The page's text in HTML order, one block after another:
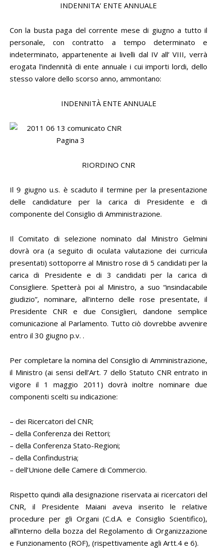
INDENNITA’ ENTE ANNUALE
Con la busta paga del corrente mese di giugno a tutto il
personale, con contratto a tempo determinato e
indeterminato, appartenente ai livelli dal IV all’ VIII, verrà
erogata l’indennità di ente annuale i cui importi lordi, dello
stesso valore dello scorso anno, ammontano:
INDENNITÀ ENTE ANNUALE
RIORDINO CNR
Il 9 giugno u.s. è scaduto il termine per la presentazione
delle candidature per la carica di Presidente e di
componente del Consiglio di Amministrazione.
Il Comitato di selezione nominato dal Ministro Gelmini
dovrà ora (a seguito di oculata valutazione dei curricula
presentati) sottoporre al Ministro rose di 5 candidati per la
carica di Presidente e di 3 candidati per la carica di
Consigliere. Spetterà poi al Ministro, a suo “insindacabile
giudizio”, nominare, all’interno delle rose presentate, il
Presidente CNR e due Consiglieri, dandone semplice
comunicazione al Parlamento. Tutto ciò dovrebbe avvenire
entro il 30 giugno p.v. .
Per completare la nomina del Consiglio di Amministrazione,
il Ministro (ai sensi dell’Art. 7 dello Statuto CNR entrato in
vigore il 1 maggio 2011) dovrà inoltre nominare due
componenti scelti su indicazione:
– dei Ricercatori del CNR;
– della Conferenza dei Rettori;
– della Conferenza Stato-Regioni;
– della Confindustria;
– dell’Unione delle Camere di Commercio.
Rispetto quindi alla designazione riservata ai ricercatori del
CNR, il Presidente Maiani aveva inserito le relative
procedure per gli Organi (C.d.A. e Consiglio Scientifico),
all’interno della bozza del Regolamento di Organizzazione
e Funzionamento (ROF), (rispettivamente agli Artt.4 e 6).